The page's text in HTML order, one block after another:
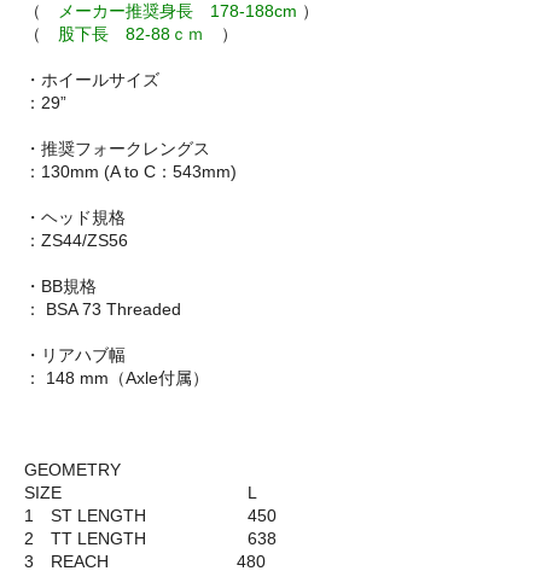
（
メーカー推奨身長 178-188cm ）
（ 股下長 82-88ｃｍ ）
・ホイールサイズ
：29”
・推奨フォークレングス
：130mm (A to C：543mm)
・ヘッド規格
：ZS44/ZS56
・BB規格
： BSA 73 Threaded
・リアハブ幅
： 148 mm（Axle付属）
GEOMETRY
SIZE L
1 ST LENGTH 450
2 TT LENGTH 638
3 REACH 480